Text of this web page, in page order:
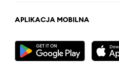
APLIKACJA MOBILNA